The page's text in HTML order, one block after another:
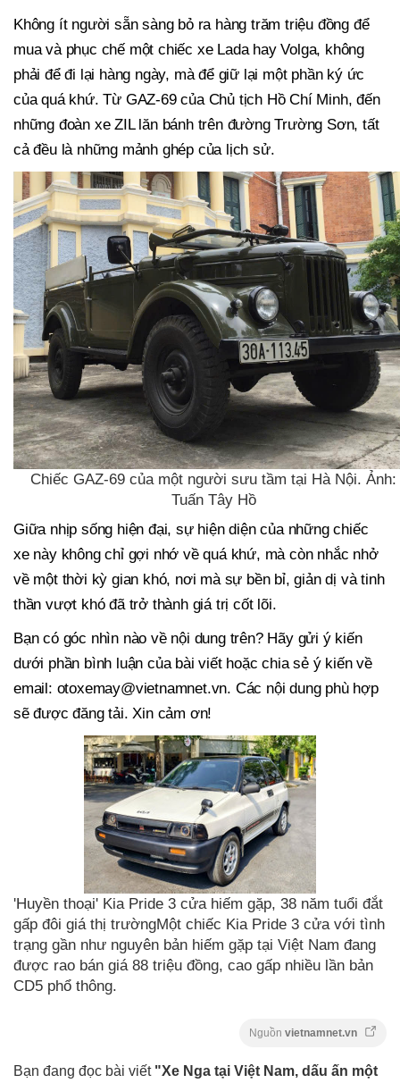
Không ít người sẵn sàng bỏ ra hàng trăm triệu đồng để
mua và phục chế một chiếc xe Lada hay Volga, không
phải để đi lại hàng ngày, mà để giữ lại một phần ký ức
của quá khứ. Từ GAZ-69 của Chủ tịch Hồ Chí Minh, đến
những đoàn xe ZIL lăn bánh trên đường Trường Sơn, tất
cả đều là những mảnh ghép của lịch sử.
Chiếc GAZ-69 của một người sưu tầm tại Hà Nội. Ảnh:
Tuấn Tây Hồ
Giữa nhịp sống hiện đại, sự hiện diện của những chiếc
xe này không chỉ gợi nhớ về quá khứ, mà còn nhắc nhở
về một thời kỳ gian khó, nơi mà sự bền bỉ, giản dị và tinh
thần vượt khó đã trở thành giá trị cốt lõi.
Bạn có góc nhìn nào về nội dung trên? Hãy gửi ý kiến
dưới phần bình luận của bài viết hoặc chia sẻ ý kiến về
email: otoxemay@vietnamnet.vn. Các nội dung phù hợp
sẽ được đăng tải. Xin cảm ơn!
'Huyền thoại' Kia Pride 3 cửa hiếm gặp, 38 năm tuổi đắt
gấp đôi giá thị trườngMột chiếc Kia Pride 3 cửa với tình
trạng gần như nguyên bản hiếm gặp tại Việt Nam đang
được rao bán giá 88 triệu đồng, cao gấp nhiều lần bản
CD5 phổ thông.
Nguồn vietnamnet.vn
Bạn đang đọc bài viết "Xe Nga tại Việt Nam, dấu ấn một